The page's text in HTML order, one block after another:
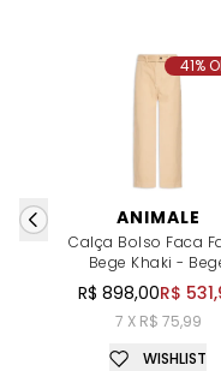
ANIMALE
Calça Bolso Faca
Bege Khaki -
R$ 898,00R$
7 X R$ 75,99
41%
WISHLIST